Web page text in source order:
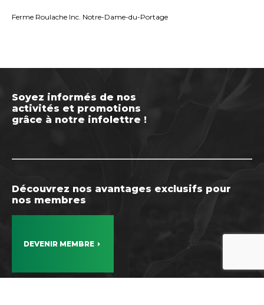
Ferme Roulache Inc. Notre-Dame-du-Portage
Soyez informés de nos
activités et promotions
grâce à notre infolettre !
Découvrez nos avantages exclusifs pour
nos membres
DEVENIR MEMBRE